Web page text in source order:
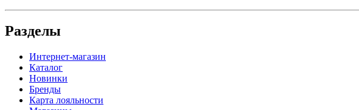
Разделы
Интернет-магазин
Каталог
Новинки
Бренды
Карта лояльности